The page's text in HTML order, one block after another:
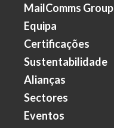
MailComms Group
Equipa
Certificações
Sustentabilidade
Alianças
Sectores
Eventos